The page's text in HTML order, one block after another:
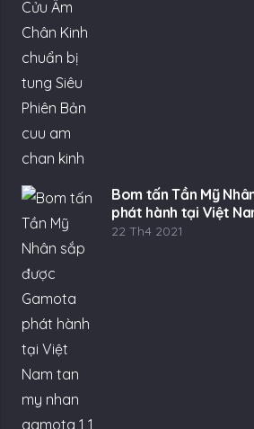
Bom tấn Tần Mỹ
phát hành tại Việt
22 Th4 2021